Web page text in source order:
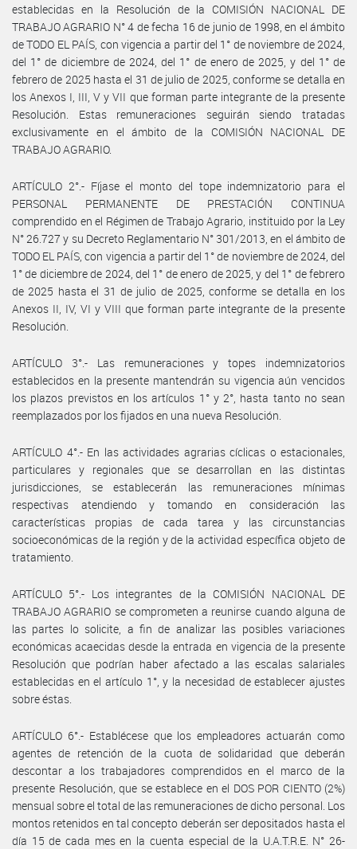
establecidas en la Resolución de la COMISIÓN NACIONAL DE
TRABAJO AGRARIO N° 4 de fecha 16 de junio de 1998, en el ámbito
de TODO EL PAÍS, con vigencia a partir del 1° de noviembre de 2024,
del 1° de diciembre de 2024, del 1° de enero de 2025, y del 1° de
febrero de 2025 hasta el 31 de julio de 2025, conforme se detalla en
los Anexos I, III, V y VII que forman parte integrante de la presente
Resolución. Estas remuneraciones seguirán siendo tratadas
exclusivamente en el ámbito de la COMISIÓN NACIONAL DE
TRABAJO AGRARIO.
ARTÍCULO 2°.- Fíjase el monto del tope indemnizatorio para el
PERSONAL PERMANENTE DE PRESTACIÓN CONTINUA
comprendido en el Régimen de Trabajo Agrario, instituido por la Ley
N° 26.727 y su Decreto Reglamentario N° 301/2013, en el ámbito de
TODO EL PAÍS, con vigencia a partir del 1° de noviembre de 2024, del
1° de diciembre de 2024, del 1° de enero de 2025, y del 1° de febrero
de 2025 hasta el 31 de julio de 2025, conforme se detalla en los
Anexos II, IV, VI y VIII que forman parte integrante de la presente
Resolución.
ARTÍCULO 3°.- Las remuneraciones y topes indemnizatorios
establecidos en la presente mantendrán su vigencia aún vencidos
los plazos previstos en los artículos 1° y 2°, hasta tanto no sean
reemplazados por los fijados en una nueva Resolución.
ARTÍCULO 4°.- En las actividades agrarias cíclicas o estacionales,
particulares y regionales que se desarrollan en las distintas
jurisdicciones, se establecerán las remuneraciones mínimas
respectivas atendiendo y tomando en consideración las
características propias de cada tarea y las circunstancias
socioeconómicas de la región y de la actividad específica objeto de
tratamiento.
ARTÍCULO 5°.- Los integrantes de la COMISIÓN NACIONAL DE
TRABAJO AGRARIO se comprometen a reunirse cuando alguna de
las partes lo solicite, a fin de analizar las posibles variaciones
económicas acaecidas desde la entrada en vigencia de la presente
Resolución que podrían haber afectado a las escalas salariales
establecidas en el artículo 1°, y la necesidad de establecer ajustes
sobre éstas.
ARTÍCULO 6°.- Establécese que los empleadores actuarán como
agentes de retención de la cuota de solidaridad que deberán
descontar a los trabajadores comprendidos en el marco de la
presente Resolución, que se establece en el DOS POR CIENTO (2%)
mensual sobre el total de las remuneraciones de dicho personal. Los
montos retenidos en tal concepto deberán ser depositados hasta el
día 15 de cada mes en la cuenta especial de la U.A.T.R.E. N° 26-